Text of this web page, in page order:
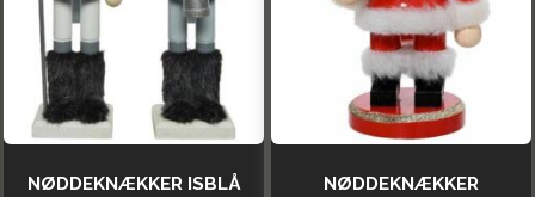
NØDDEKNÆKKER ISBLÅ
NØDDEKNÆKKER